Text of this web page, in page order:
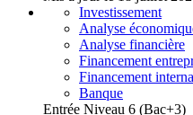
Investissement
Analyse
Analyse financière
Financement
Financement
Banque
Entrée Niveau 6 (Bac+3)